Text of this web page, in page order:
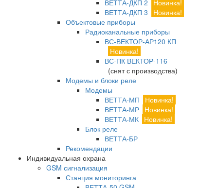
ВЕТТА-ДКП 2
Новинка!
ВЕТТА-ДКП 3
Новинка!
Объектовые приборы
Радиоканальные приборы
ВС-ВЕКТОР-АР120 КП
Новинка!
ВС-ПК ВЕКТОР-116
(снят с производства)
Модемы и блоки реле
Модемы
ВЕТТА-МП
Новинка!
ВЕТТА-МР Новинка!
ВЕТТА-МК Новинка!
Блок реле
ВЕТТА-БР
Рекомендации
Индивидуальная охрана
GSM сигнализация
Станция мониторинга